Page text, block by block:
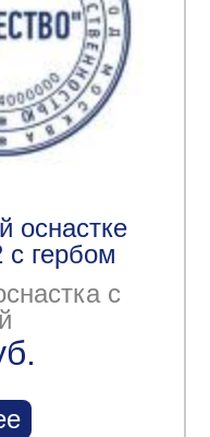
оснастке
с гербом
с